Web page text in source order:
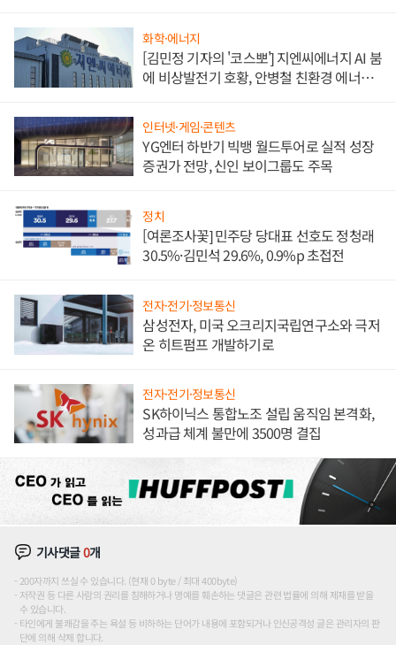
화학·에너지
[김민정 기자의 '코스뽀'] 지엔씨에너지 AI 붐
에 비상발전기 호황, 안병철 친환경 에너지
인터넷·게임·콘텐츠
YG엔터 하반기 빅뱅 월드투어로 실적 성장
증권가 전망, 신인 보이그룹도 주목
정치
[여론조사꽃] 민주당 당대표 선호도 정청래
30.5%·김민석 29.6%, 0.9%p 초접전
전자·전기·정보통신
삼성전자, 미국 오크리지국립연구소와 극저
온 히트펌프 개발하기로
전자·전기·정보통신
SK하이닉스 통합노조 설립 움직임 본격화,
성과급 체계 불만에 3500명 결집
기사댓글0개
200자까지 쓰실 수 있습니다. (현재 0 byte / 최대 400byte)
저작권 등 다른 사람의 권리를 침해하거나 명예를 훼손하는 댓글은 관련 법률에 의해 제재를 받을
수 있습니다.
타인에게 불쾌감을 주는 욕설 등 비하하는 단어가 내용에 포함되거나 인신공격성 글은 관리자의 판
단에 의해 삭제 합니다.